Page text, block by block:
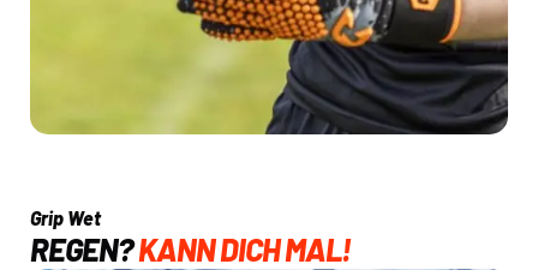
Grip Wet
REGEN?KANN DICH MAL!